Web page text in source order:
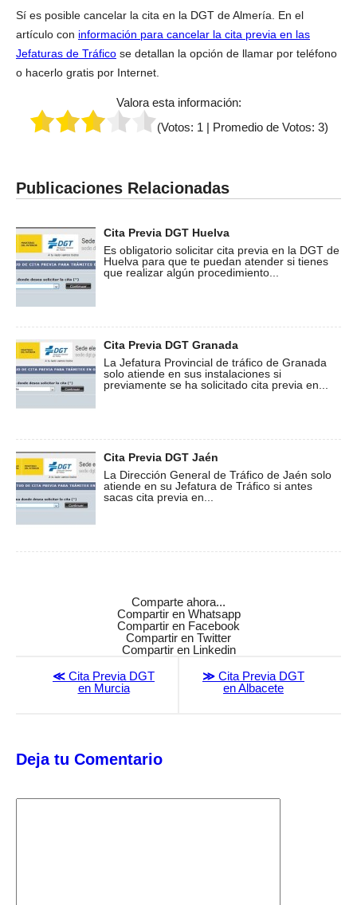
Sí es posible cancelar la cita en la DGT de Almería. En el
artículo con información para cancelar la cita previa en las
Jefaturas de Tráfico se detallan la opción de llamar por teléfono
o hacerlo gratis por Internet.
Valora esta información:
(Votos: 1 | Promedio de Votos: 3)
Publicaciones Relacionadas
Cita Previa DGT Huelva
Es obligatorio solicitar cita previa en la DGT de
Huelva para que te puedan atender si tienes
que realizar algún procedimiento...
Cita Previa DGT Granada
La Jefatura Provincial de tráfico de Granada
solo atiende en sus instalaciones si
previamente se ha solicitado cita previa en...
Cita Previa DGT Jaén
La Dirección General de Tráfico de Jaén solo
atiende en su Jefatura de Tráfico si antes
sacas cita previa en...
Comparte ahora...
Compartir en Whatsapp
Compartir en Facebook
Compartir en Twitter
Compartir en Linkedin
≫ Cita Previa DGT
en Albacete
≪ Cita Previa DGT
en Murcia
Deja tu Comentario